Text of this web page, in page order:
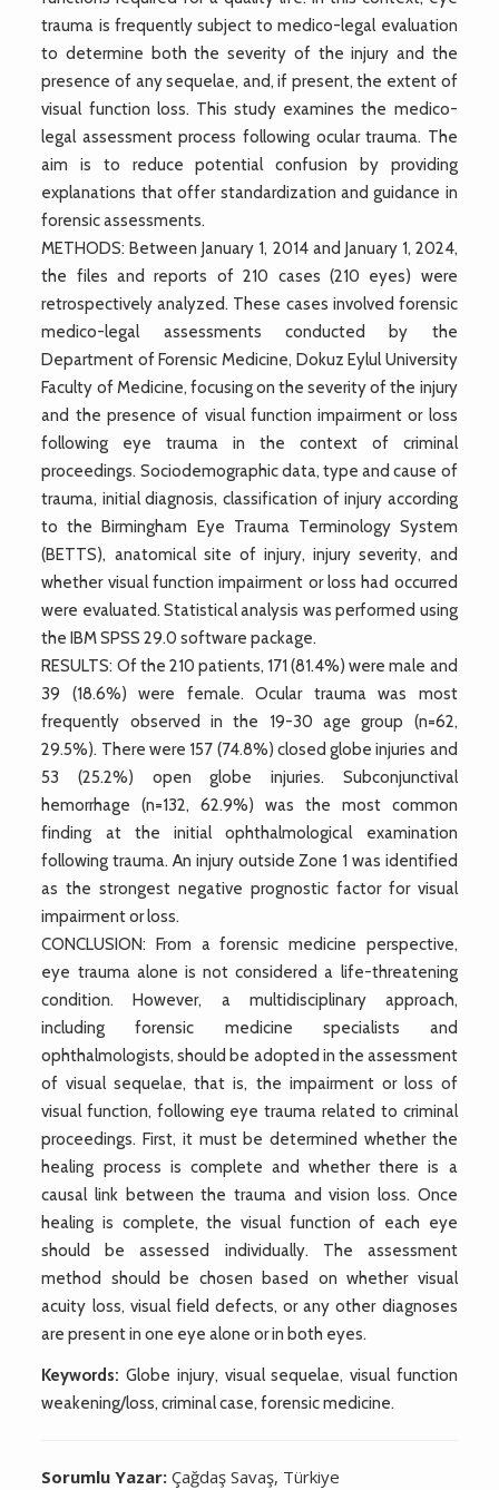
trauma is frequently subject to medico-legal evaluation
to determine both the severity of the injury and the
presence of any sequelae, and, if present, the extent of
visual function loss. This study examines the medico-
legal assessment process following ocular trauma. The
aim is to reduce potential confusion by providing
explanations that offer standardization and guidance in
forensic assessments.
METHODS: Between January 1, 2014 and January 1, 2024,
the files and reports of 210 cases (210 eyes) were
retrospectively analyzed. These cases involved forensic
medico-legal assessments conducted by the
Department of Forensic Medicine, Dokuz Eylul University
Faculty of Medicine, focusing on the severity of the injury
and the presence of visual function impairment or loss
following eye trauma in the context of criminal
proceedings. Sociodemographic data, type and cause of
trauma, initial diagnosis, classification of injury according
to the Birmingham Eye Trauma Terminology System
(BETTS), anatomical site of injury, injury severity, and
whether visual function impairment or loss had occurred
were evaluated. Statistical analysis was performed using
the IBM SPSS 29.0 software package.
RESULTS: Of the 210 patients, 171 (81.4%) were male and
39 (18.6%) were female. Ocular trauma was most
frequently observed in the 19-30 age group (n=62,
29.5%). There were 157 (74.8%) closed globe injuries and
53 (25.2%) open globe injuries. Subconjunctival
hemorrhage (n=132, 62.9%) was the most common
finding at the initial ophthalmological examination
following trauma. An injury outside Zone 1 was identified
as the strongest negative prognostic factor for visual
impairment or loss.
CONCLUSION: From a forensic medicine perspective,
eye trauma alone is not considered a life-threatening
condition. However, a multidisciplinary approach,
including forensic medicine specialists and
ophthalmologists, should be adopted in the assessment
of visual sequelae, that is, the impairment or loss of
visual function, following eye trauma related to criminal
proceedings. First, it must be determined whether the
healing process is complete and whether there is a
causal link between the trauma and vision loss. Once
healing is complete, the visual function of each eye
should be assessed individually. The assessment
method should be chosen based on whether visual
acuity loss, visual field defects, or any other diagnoses
are present in one eye alone or in both eyes.
Keywords: Globe injury, visual sequelae, visual function
weakening/loss, criminal case, forensic medicine.
Sorumlu Yazar:Çağdaş Savaş, Türkiye